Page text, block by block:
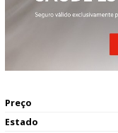
Preço
Estado